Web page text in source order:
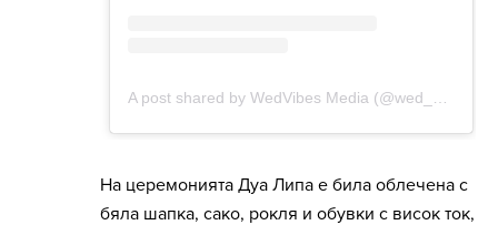
На церемонията Дуа Липа е била облечена с
бяла шапка, сако, рокля и обувки с висок ток,